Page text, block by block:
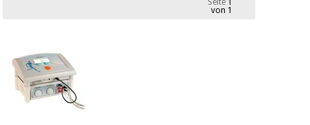
Angebote
Outlet
Klinische
möbel
Angebote
Traditionelle
chinesische
medizin
Seite1
von 1